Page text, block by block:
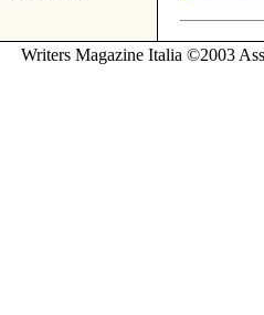
Writers Magazine Italia ©2003